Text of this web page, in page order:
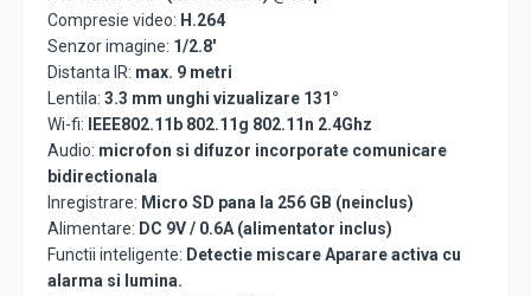
Compresie video: H.264
Senzor imagine: 1/2.8'
Distanta IR: max. 9 metri
Lentila: 3.3 mm unghi vizualizare 131°
Wi-fi:
IEEE802.11b 802.11g 802.11n 2.4Ghz
Audio: microfon si difuzor incorporate comunicare
bidirectionala
Inregistrare: Micro SD pana la 256 GB (neinclus)
Alimentare: DC 9V / 0.6A (alimentator inclus)
Functii inteligente: Detectie miscare Aparare activa cu
alarma si lumina.